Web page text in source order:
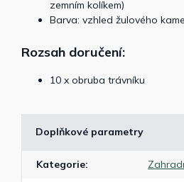
zemním kolíkem)
Barva: vzhled žulového
Rozsah doručení:
10 x obruba trávníku
Doplňkové parametry
Kategorie: